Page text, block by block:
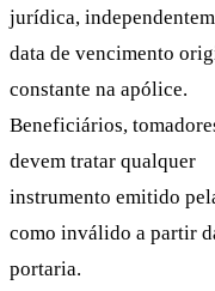
jurídica,
data de vencimento
constante na apólice.
Beneficiários,
devem tratar qualquer
instrumento emitido
como inválido a partir
portaria.